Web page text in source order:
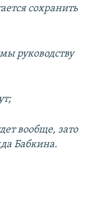
сохранить
руководству
вообще, зато
Бабкина.